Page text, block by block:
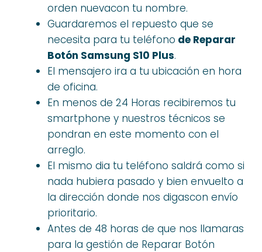
orden nuevacon tu nombre.
Guardaremos el repuesto que se
necesita para tu teléfono de Reparar
Botón Samsung S10 Plus.
El mensajero ira a tu ubicación en hora
de oficina.
En menos de 24 Horas recibiremos tu
smartphone y nuestros técnicos se
pondran en este momento con el
arreglo.
El mismo dia tu teléfono saldrá como si
nada hubiera pasado y bien envuelto a
la dirección donde nos digascon envío
prioritario.
Antes de 48 horas de que nos llamaras
para la gestión de Reparar Botón